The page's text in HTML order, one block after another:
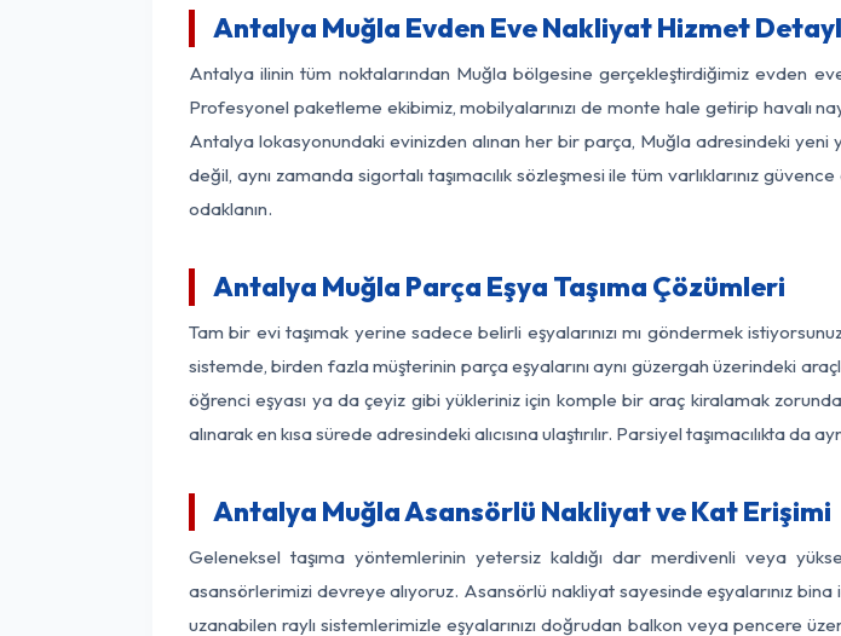
Antalya Muğla Evden Eve Nakliyat Hizmet
Antalya ilinin tüm noktalarından Muğla bölgesine gerçekleştirdiğimiz evden
Profesyonel paketleme ekibimiz, mobilyalarınızı de monte hale getirip havalı
Antalya lokasyonundaki evinizden alınan her bir parça, Muğla adresindeki
değil, aynı zamanda sigortalı taşımacılık sözleşmesi ile tüm varlıklarınız
odaklanın.
Antalya Muğla Parça Eşya Taşıma Çözümleri
Tam bir evi taşımak yerine sadece belirli eşyalarınızı mı göndermek
sistemde, birden fazla müşterinin parça eşyalarını aynı güzergah üzerindeki
öğrenci eşyası ya da çeyiz gibi yükleriniz için komple bir araç kiralamak zorunda
alınarak en kısa sürede adresindeki alıcısına ulaştırılır. Parsiyel taşımacılıkta
Antalya Muğla Asansörlü Nakliyat ve Kat Erişimi
Geleneksel taşıma yöntemlerinin yetersiz kaldığı dar merdivenli veya
asansörlerimizi devreye alıyoruz. Asansörlü nakliyat sayesinde eşyalarınız
uzanabilen raylı sistemlerimizle eşyalarınızı doğrudan balkon veya pencere